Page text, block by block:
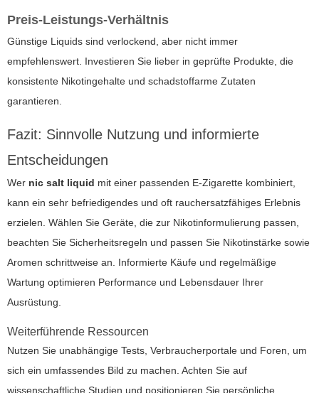
Preis-Leistungs-Verhältnis
Günstige Liquids sind verlockend, aber nicht immer
empfehlenswert. Investieren Sie lieber in geprüfte Produkte, die
konsistente Nikotingehalte und schadstoffarme Zutaten
garantieren.
Fazit: Sinnvolle Nutzung und informierte
Entscheidungen
Wer nic salt liquid mit einer passenden E-Zigarette kombiniert,
kann ein sehr befriedigendes und oft rauchersatzfähiges Erlebnis
erzielen. Wählen Sie Geräte, die zur Nikotinformulierung passen,
beachten Sie Sicherheitsregeln und passen Sie Nikotinstärke sowie
Aromen schrittweise an. Informierte Käufe und regelmäßige
Wartung optimieren Performance und Lebensdauer Ihrer
Ausrüstung.
Weiterführende Ressourcen
Nutzen Sie unabhängige Tests, Verbraucherportale und Foren, um
sich ein umfassendes Bild zu machen. Achten Sie auf
wissenschaftliche Studien und positionieren Sie persönliche